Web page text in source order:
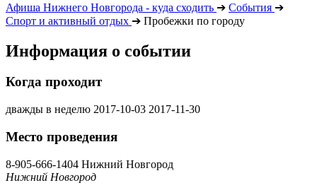
Афиша Нижнего Новгорода - куда сходить ➔ События ➔
Спорт и активный отдых ➔ Пробежки по городу
Информация о событии
Когда проходит
дважды в неделю 2017-10-03 2017-11-30
Место проведения
8-905-666-1404 Нижний Новгород
Нижний Новгород